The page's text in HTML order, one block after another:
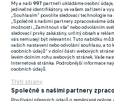
FlashFutbal (SK)
Tenisportal.cz
Tenisové zprávy
na Livesportu
My a naši997 partneři ukládáme osobní
jedinečné identifikátory, ve vašem zařízení a
„Souhlasím“ povolíte sledovací technologie
„Společně s našimi partnery zpracováváme
možnosti „Zamítnout vše“ nebo odvoláním
sledovací prvky zakázány, určitý obsah a
vás nemusejí být relevantní. Tuto nabídku
vašich nastavení nebo odvolání souhlasu, a
osobních údajů“ v dolní části webových
levém dolním rohu webových stránek. Vaše
Internetová stránka. Podrobnější informace
osobních údajů.
Třetí strany
Společně s našimi partnery